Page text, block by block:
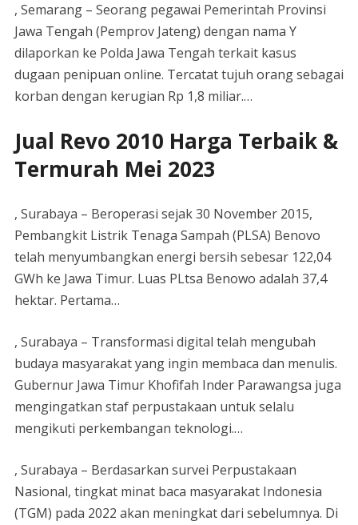
, Semarang – Seorang pegawai Pemerintah Provinsi
Jawa Tengah (Pemprov Jateng) dengan nama Y
dilaporkan ke Polda Jawa Tengah terkait kasus
dugaan penipuan online. Tercatat tujuh orang sebagai
korban dengan kerugian Rp 1,8 miliar.…
Jual Revo 2010 Harga Terbaik &
Termurah Mei 2023
, Surabaya – Beroperasi sejak 30 November 2015,
Pembangkit Listrik Tenaga Sampah (PLSA) Benovo
telah menyumbangkan energi bersih sebesar 122,04
GWh ke Jawa Timur. Luas PLtsa Benowo adalah 37,4
hektar. Pertama…
, Surabaya – Transformasi digital telah mengubah
budaya masyarakat yang ingin membaca dan menulis.
Gubernur Jawa Timur Khofifah Inder Parawangsa juga
mengingatkan staf perpustakaan untuk selalu
mengikuti perkembangan teknologi.…
, Surabaya – Berdasarkan survei Perpustakaan
Nasional, tingkat minat baca masyarakat Indonesia
(TGM) pada 2022 akan meningkat dari sebelumnya. Di